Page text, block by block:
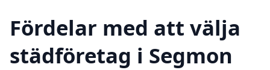
Fördelar med att välja
städföretag i Segmon